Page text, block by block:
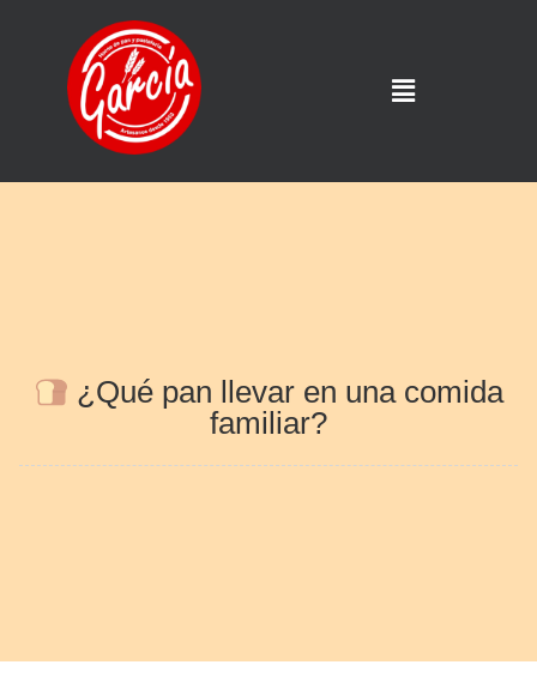
¿Qué pan llevar en una comida
familiar?